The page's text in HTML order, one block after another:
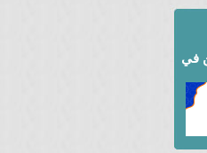
في